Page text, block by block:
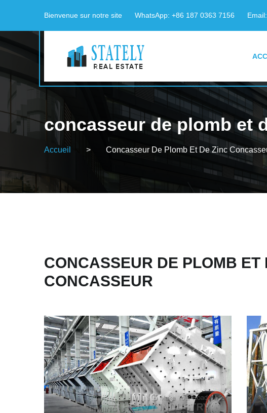
Bienvenue sur notre site WhatsApp: +86 187 0363 7156 Email:
concasseur de plomb et
Accueil > Concasseur De Plomb Et De Zinc
CONCASSEUR DE PLOMB ET
CONCASSEUR